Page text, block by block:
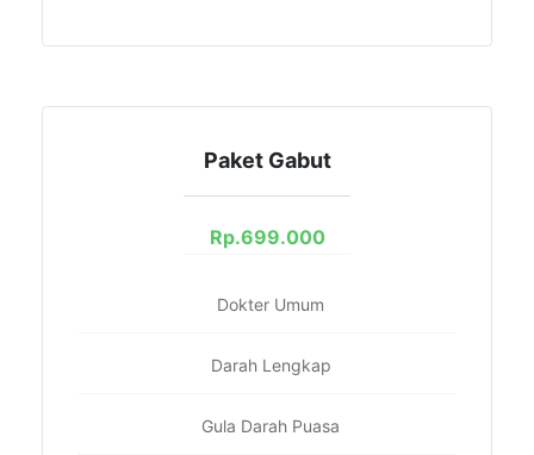
Paket Gabut
Rp.699.000
Dokter Umum
Darah Lengkap
Gula Darah Puasa